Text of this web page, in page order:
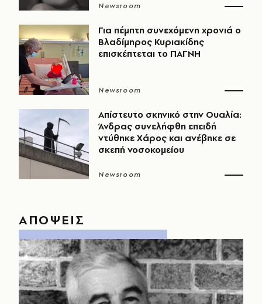
Newsroom
Για πέμπτη συνεχόμενη χρονιά ο
Βλαδίμηρος Κυριακίδης
επισκέπτεται το ΠΑΓΝΗ
Newsroom
Απίστευτο σκηνικό στην Ουαλία:
Άνδρας συνελήφθη επειδή
ντύθηκε Χάρος και ανέβηκε σε
σκεπή νοσοκομείου
Newsroom
ΑΠΟΨΕΙΣ